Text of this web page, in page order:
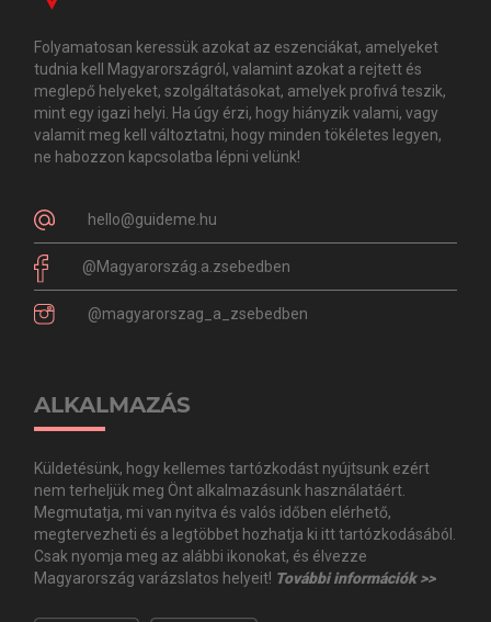
Folyamatosan keressük azokat az eszenciákat, amelyeket
tudnia kell Magyarországról, valamint azokat a rejtett és
meglepő helyeket, szolgáltatásokat, amelyek profivá teszik,
mint egy igazi helyi. Ha úgy érzi, hogy hiányzik valami, vagy
valamit meg kell változtatni, hogy minden tökéletes legyen,
ne habozzon kapcsolatba lépni velünk!
hello@guideme.hu
@Magyarország.a.zsebedben
@magyarorszag_a_zsebedben
ALKALMAZÁS
Küldetésünk, hogy kellemes tartózkodást nyújtsunk ezért
nem terheljük meg Önt alkalmazásunk használatáért.
Megmutatja, mi van nyitva és valós időben elérhető,
megtervezheti és a legtöbbet hozhatja ki itt tartózkodásából.
Csak nyomja meg az alábbi ikonokat, és élvezze
Magyarország varázslatos helyeit! További információk >>